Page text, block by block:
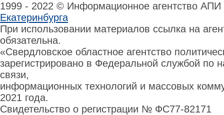
1999 - 2022 © Информационное агентство
Екатеринбурга
При использовании материалов ссылка на
обязательна.
«Свердловское областное агентство
зарегистрировано в Федеральной службой по
связи,
информационных технологий и массовых
2021 года.
Свидетельство о регистрации № ФС77-82171